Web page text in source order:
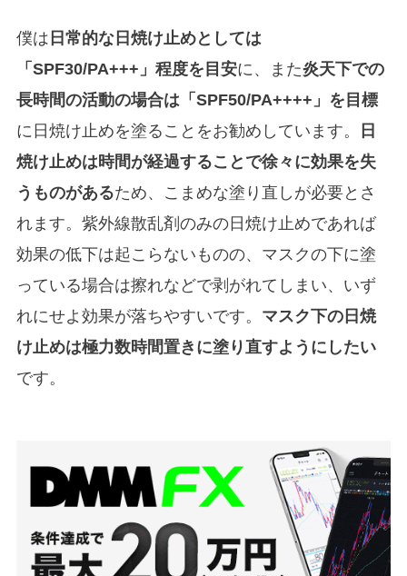
僕は 日常的な日焼け止めとしては
「SPF30/PA+++」程度を目安に、また炎天下での
長時間の活動の場合は「SPF50/PA++++」を目標
に日焼け止めを塗ることをお勧めしています。
日
焼け止めは時間が経過することで徐々に効果を失
うものがあるため、こまめな塗り直しが必要とさ
れます。紫外線散乱剤のみの日焼け止めであれば
効果の低下は起こらないものの、マスクの下に塗
っている場合は擦れなどで剥がれてしまい、いず
れにせよ効果が落ちやすいです。 マスク下の日焼
け止めは極力数時間置きに塗り直すようにしたい
です。